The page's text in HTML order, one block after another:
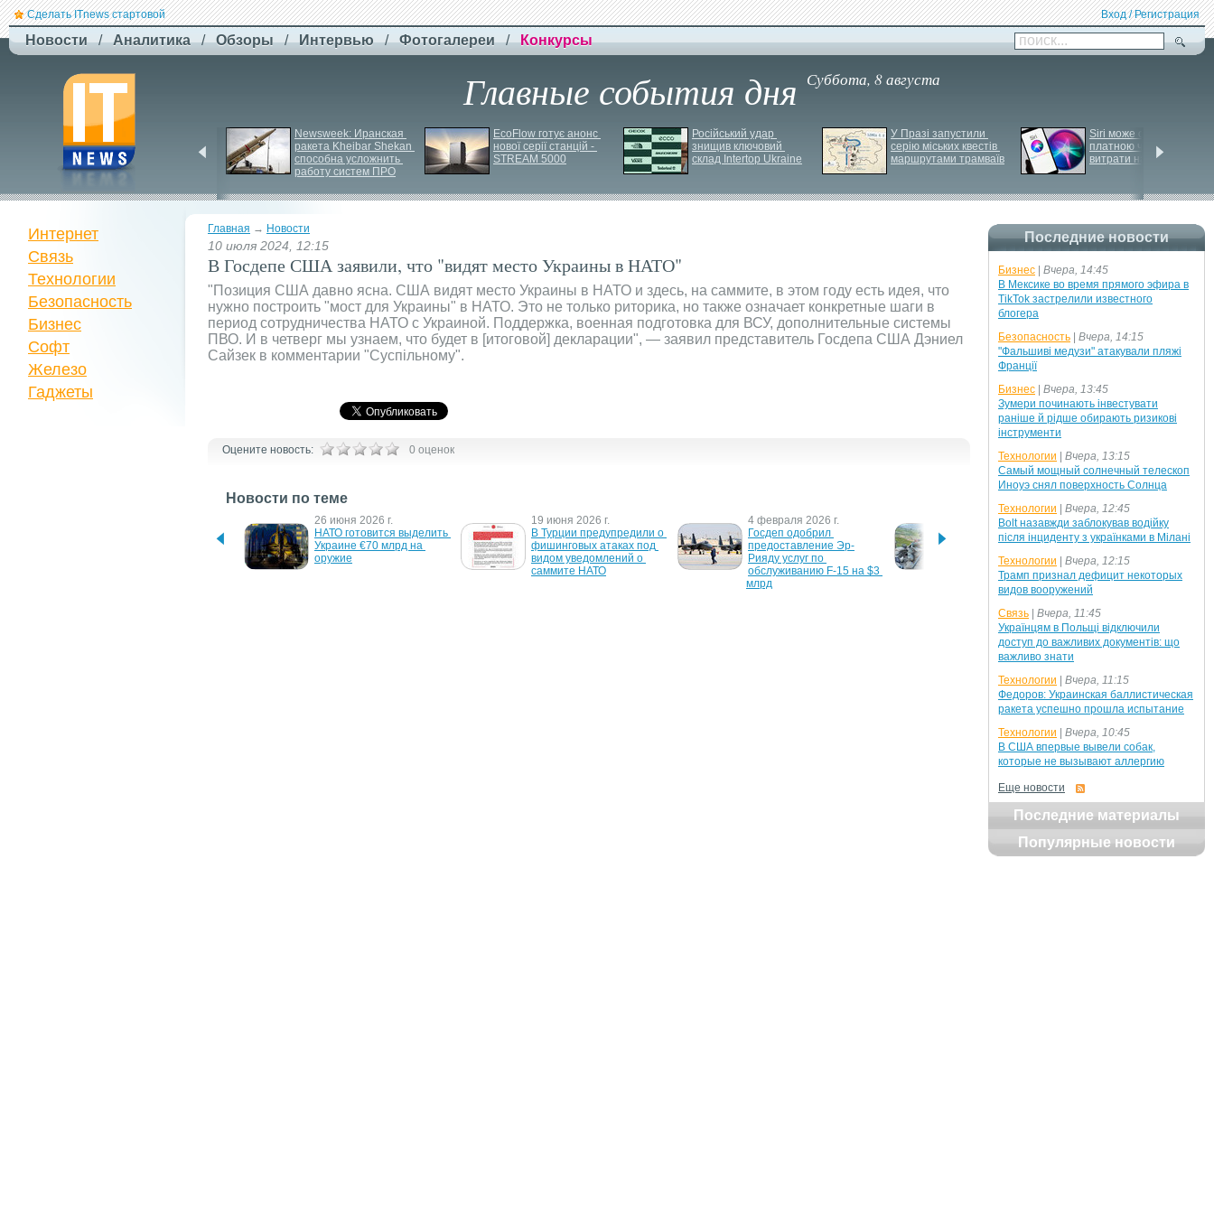
Сделать ITnews стартовой Вход / Регистрация
Новости / Аналитика / Обзоры / Интервью / Фотогалереи / Конкурсы поиск...
Главные события дня Суббота, 8 августа
плату за ручну поклажу
Newsweek: Иранская
ракета Kheibar Shekan
способна усложнить
работу систем ПРО
EcoFlow готує анонс
нової серії станцій -
STREAM 5000
Російський удар
знищив ключовий
склад Intertop Ukraine
У Празі запустили
серію міських квестів
маршрутами трамваїв
Siri може стати
платною через високі
витрати на роботу ІІ
Главная → Новости
10 июля 2024, 12:15
В Госдепе США заявили, что "видят место Украины в НАТО"
"Позиция США давно ясна. США видят место Украины в НАТО и здесь, на саммите, в этом году есть идея, что
нужно построить "мост для Украины" в НАТО. Это не только риторика, но также означает конкретные шаги в
период сотрудничества НАТО с Украиной. Поддержка, военная подготовка для ВСУ, дополнительные системы
ПВО. И в четверг мы узнаем, что будет в [итоговой] декларации", — заявил представитель Госдепа США Дэниел
Сайзек в комментарии "Суспільному".
Оцените новость: 0 оценок
Новости по теме
26 июня 2026 г.
НАТО готовится выделить
Украине €70 млрд на
оружие
19 июня 2026 г.
В Турции предупредили о
фишинговых атаках под
видом уведомлений о
саммите НАТО
4 февраля 2026 г.
Госдеп одобрил
предоставление Эр-
Рияду услуг по
обслуживанию F-15 на $3
млрд
25 октября 2024 г.
Госдеп США одобрил
продажу противотанковых
комплексов Саудовской
Аравии
В США
Интернет
Связь
Технологии
Безопасность
Бизнес
Софт
Железо
Гаджеты
Последние новости
Бизнес
Вчера, 14:45
В Мексике во время прямого эфира в
TikTok застрелили известного
блогера
Безопасность
Вчера, 14:15
"Фальшиві медузи" атакували пляжі
Франції
Бизнес
Вчера, 13:45
Зумери починають інвестувати
раніше й рідше обирають ризикові
інструменти
Технологии
Вчера, 13:15
Самый мощный солнечный телескоп
Иноуэ снял поверхность Солнца
Технологии
Вчера, 12:45
Bolt назавжди заблокував водійку
після інциденту з українками в Мілані
Технологии
Вчера, 12:15
Трамп признал дефицит некоторых
видов вооружений
Связь
Вчера, 11:45
Українцям в Польщі відключили
доступ до важливих документів: що
важливо знати
Технологии
Вчера, 11:15
Федоров: Украинская баллистическая
ракета успешно прошла испытание
Технологии
Вчера, 10:45
В США впервые вывели собак,
которые не вызывают аллергию
Еще новости
Последние материалы
Популярные новости